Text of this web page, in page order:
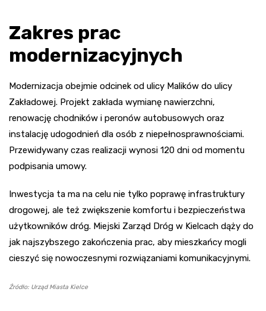
Zakres prac
modernizacyjnych
Modernizacja obejmie odcinek od ulicy Malików do ulicy
Zakładowej. Projekt zakłada wymianę nawierzchni,
renowację chodników i peronów autobusowych oraz
instalację udogodnień dla osób z niepełnosprawnościami.
Przewidywany czas realizacji wynosi 120 dni od momentu
podpisania umowy.
Inwestycja ta ma na celu nie tylko poprawę infrastruktury
drogowej, ale też zwiększenie komfortu i bezpieczeństwa
użytkowników dróg. Miejski Zarząd Dróg w Kielcach dąży do
jak najszybszego zakończenia prac, aby mieszkańcy mogli
cieszyć się nowoczesnymi rozwiązaniami komunikacyjnymi.
Źródło: Urząd Miasta Kielce